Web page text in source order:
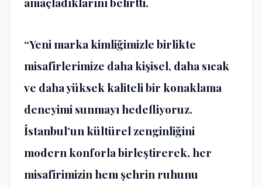
“Yeni marka kimliğimizle birlikte
misafirlerimize daha kişisel, daha sıcak
ve daha yüksek kaliteli bir konaklama
deneyimi sunmayı hedefliyoruz.
İstanbul’un kültürel zenginliğini
modern konforla birleştirerek, her
misafirimizin hem şehrin ruhunu